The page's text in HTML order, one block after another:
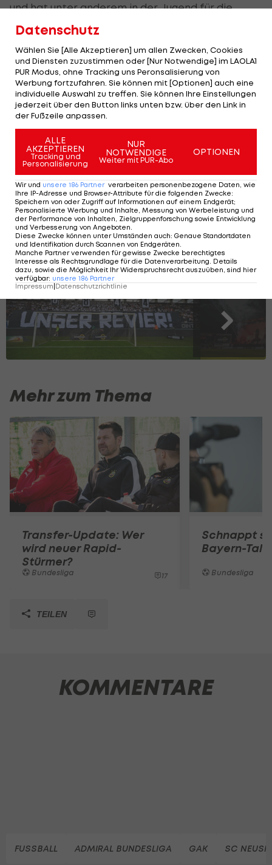
und hat unter anderem in der Jugend für die
Vienna und Rapid gespielt. In der RLO ist er für den
und ab 2024 für Neusiedl am Platz gestanden und
hat insgesamt 41 Tore in 97 Partien erzielt.
bleibt beim GAK
Bundesliga
Die besten Heim-Choreos der
Bundesliga-Saison 2024/25
SLIDESHOW
Mehr zum Thema
Transfer-Update: Wer
wird neuer Rapid-
Stürmer?
Bundesliga 17
Schnappt
Bayern-
Bundesliga
TEILEN
KOMMENTARE
FUSSBALL ADMIRAL BUNDESLIGA GAK SC
Datenschutz
Wählen Sie [Alle Akzeptieren] um allen Zwecken, Cookies
und Diensten zuzustimmen oder [Nur Notwendige] im LAOLA1
PUR Modus, ohne Tracking uns Peronsalisierung von
Werbung fortzufahren. Sie können mit [Optionen] auch eine
individuelle Auswahl zu treffen. Sie können Ihre Einstellungen
jederzeit über den Button links unten bzw. über den Link in
der Fußzeile anpassen.
ALLE
AKZEPTIEREN
Tracking und
Personalisierung
NUR
NOTWENDIGE
Weiter mit PUR-Abo
OPTIONEN
Wir und unsere 186 Partner verarbeiten personenbezogene Daten, wie
Ihre IP-Adresse und Browser-Attribute für die folgenden Zwecke:
Speichern von oder Zugriff auf Informationen auf einem Endgerät;
Personalisierte Werbung und Inhalte, Messung von Werbeleistung und
der Performance von Inhalten, Zielgruppenforschung sowie Entwicklung
und Verbesserung von Angeboten.
Diese Zwecke können unter Umständen auch: Genaue Standortdaten
und Identifikation durch Scannen von Endgeräten.
Manche Partner verwenden für gewisse Zwecke berechtigtes
Interesse als Rechtsgrundlage für die Datenverarbeitung. Details
dazu, sowie die Möglichkeit Ihr Widerspruchsrecht auszuüben, sind hier
verfügbar: unsere 186 Partner
Impressum Datenschutzrichtlinie